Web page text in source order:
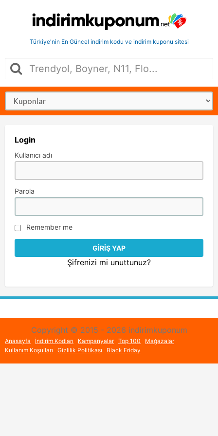
Türkiye'nin En Güncel indirim kodu ve indirim kuponu sitesi
Login
Kullanıcı adı
Parola
Remember me
Şifrenizi mi unuttunuz?
Copyright © 2015 - 2026 indirimkuponum
Anasayfa İndirim Kodları Kampanyalar Top 100
Mağazalar
Kullanım Koşulları
Gizlilik Politikası Black Friday